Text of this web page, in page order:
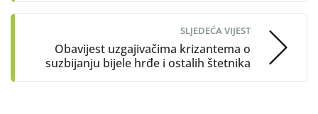
SLJEDEĆA VIJEST
Obavijest uzgajivačima krizantema o
suzbijanju bijele hrđe i ostalih štetnika